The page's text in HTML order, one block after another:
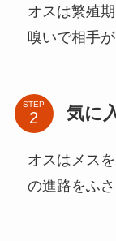
オスは繁殖
嗅いで相手
STEP 気に
オスはメス
の進路をふ